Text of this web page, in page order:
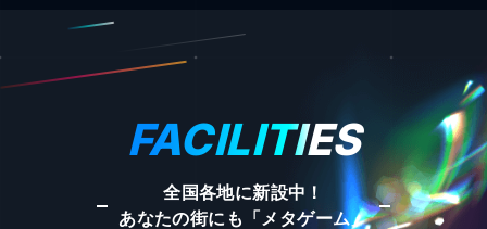
FACILITIES
全国各地に新設中！
あなたの街にも「メタゲーム」